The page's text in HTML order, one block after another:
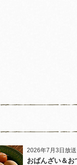
2026年7月3日放送
おばんざい＆お